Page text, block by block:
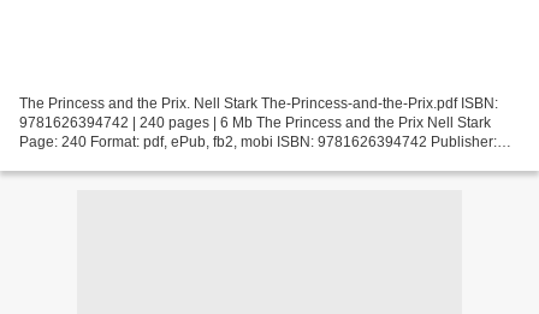
The Princess and the Prix. Nell Stark The-Princess-and-the-Prix.pdf ISBN:
9781626394742 | 240 pages | 6 Mb The Princess and the Prix Nell Stark
Page: 240 Format: pdf, ePub, fb2, mobi ISBN: 9781626394742 Publisher: